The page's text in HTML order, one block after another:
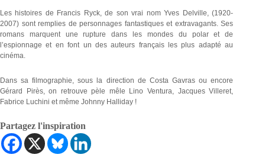
Les histoires de Francis Ryck, de son vrai nom Yves Delville, (1920-
2007) sont remplies de personnages fantastiques et extravagants. Ses
romans marquent une rupture dans les mondes du polar et de
l’espionnage et en font un des auteurs français les plus adapté au
cinéma.
Dans sa filmographie, sous la direction de Costa Gavras ou encore
Gérard Pirès, on retrouve pèle mêle Lino Ventura, Jacques Villeret,
Fabrice Luchini et même Johnny Halliday !
Partagez l'inspiration